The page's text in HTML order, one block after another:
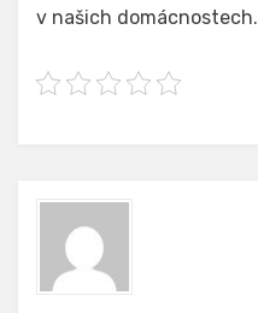
v našich domácnostech.